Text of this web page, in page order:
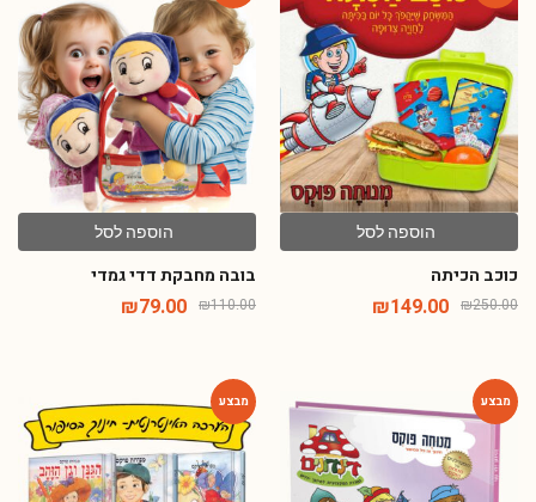
הוספה לסל
כוכב הכיתה
₪250.00
₪149.00
-28%
הוספה לסל
בובה מחבקת דדי גמדי
₪110.00
₪79.00
-91%